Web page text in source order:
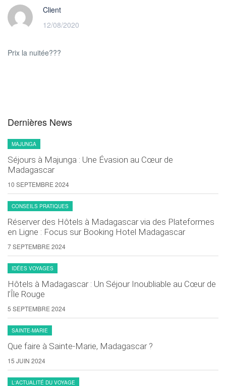
Client
12/08/2020
Prix la nuitée???
Dernières News
MAJUNGA
Séjours à Majunga : Une Évasion au Cœur de
Madagascar
10 SEPTEMBRE 2024
CONSEILS PRATIQUES
Réserver des Hôtels à Madagascar via des Plateformes
en Ligne : Focus sur Booking Hotel Madagascar
7 SEPTEMBRE 2024
IDÉES VOYAGES
Hôtels à Madagascar : Un Séjour Inoubliable au Cœur de
l’Île Rouge
5 SEPTEMBRE 2024
SAINTE-MARIE
Que faire à Sainte-Marie, Madagascar ?
15 JUIN 2024
L'ACTUALITÉ DU VOYAGE